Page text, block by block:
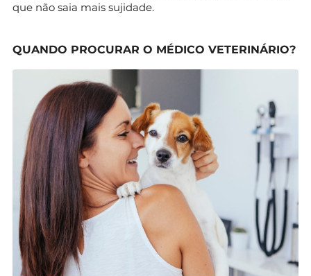
que não saia mais sujidade.
QUANDO PROCURAR O MÉDICO VETERINÁRIO?